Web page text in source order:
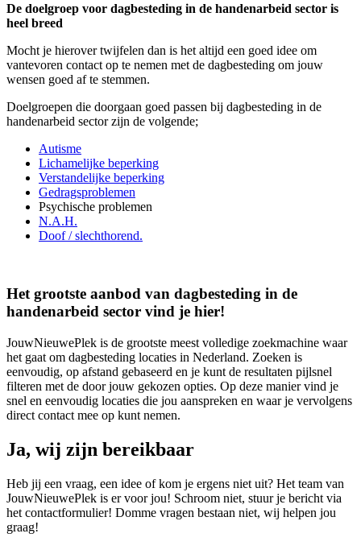
De doelgroep voor dagbesteding in de handenarbeid sector is
heel breed
Mocht je hierover twijfelen dan is het altijd een goed idee om
vantevoren contact op te nemen met de dagbesteding om jouw
wensen goed af te stemmen.
Doelgroepen die doorgaan goed passen bij dagbesteding in de
handenarbeid sector zijn de volgende;
Autisme
Lichamelijke beperking
Verstandelijke beperking
Gedragsproblemen
Psychische problemen
N.A.H.
Doof / slechthorend.
Het grootste aanbod van dagbesteding in de
handenarbeid sector vind je hier!
JouwNieuwePlek is de grootste meest volledige zoekmachine waar
het gaat om dagbesteding locaties in Nederland. Zoeken is
eenvoudig, op afstand gebaseerd en je kunt de resultaten pijlsnel
filteren met de door jouw gekozen opties. Op deze manier vind je
snel en eenvoudig locaties die jou aanspreken en waar je vervolgens
direct contact mee op kunt nemen.
Ja, wij zijn bereikbaar
Heb jij een vraag, een idee of kom je ergens niet uit? Het team van
JouwNieuwePlek is er voor jou! Schroom niet, stuur je bericht via
het contactformulier! Domme vragen bestaan niet, wij helpen jou
graag!